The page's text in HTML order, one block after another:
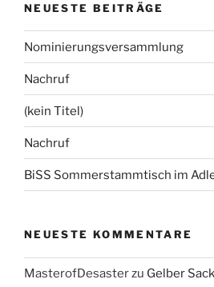
NEUESTE BEITRÄGE
Nominierungsversammlung
Nachruf
(kein Titel)
Nachruf
BiSS Sommerstammtisch im
NEUESTE KOMMENTARE
MasterofDesasterzu Gelber